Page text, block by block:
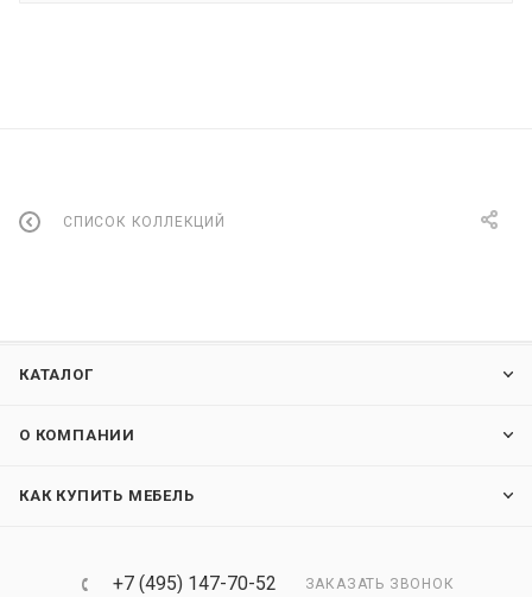
СПИСОК КОЛЛЕКЦИЙ
КАТАЛОГ
О КОМПАНИИ
КАК КУПИТЬ МЕБЕЛЬ
+7 (495) 147-70-52 ЗАКАЗАТЬ ЗВОНОК